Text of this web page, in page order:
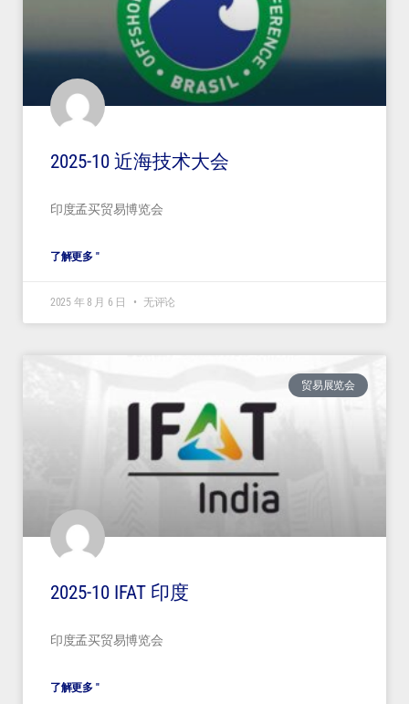
2025-10 近海技术大会
印度孟买贸易博览会
了解更多 "
2025 年 8 月 6 日 无评论
贸易展览会
2025-10 IFAT 印度
印度孟买贸易博览会
了解更多 "